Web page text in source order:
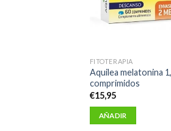
FITOTERAPIA
Aquilea melatonina
comprimidos
€15,95
AÑADIR